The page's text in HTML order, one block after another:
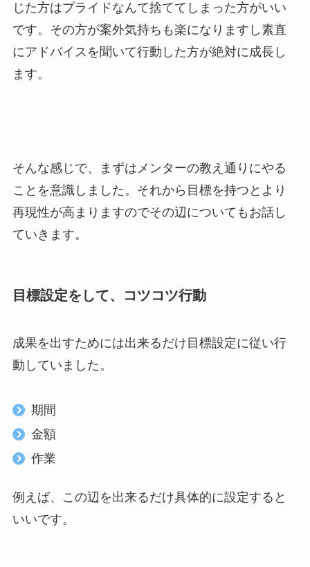
じた方はプライドなんて捨ててしまった方がいい
です。その方が案外気持ちも楽になりますし素直
にアドバイスを聞いて行動した方が絶対に成長し
ます。
そんな感じで、まずはメンターの教え通りにやる
ことを意識しました。それから目標を持つとより
再現性が高まりますのでその辺についてもお話し
ていきます。
目標設定をして、コツコツ行動
成果を出すためには出来るだけ目標設定に従い行
動していました。
期間
金額
作業
例えば、この辺を出来るだけ具体的に設定すると
いいです。